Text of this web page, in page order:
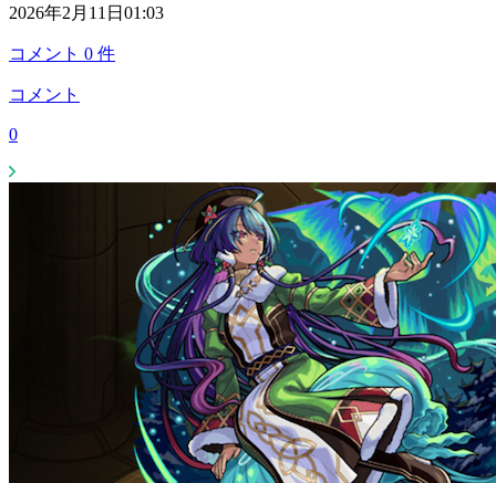
2026年2月11日01:03
コメント 0 件
コメント
0